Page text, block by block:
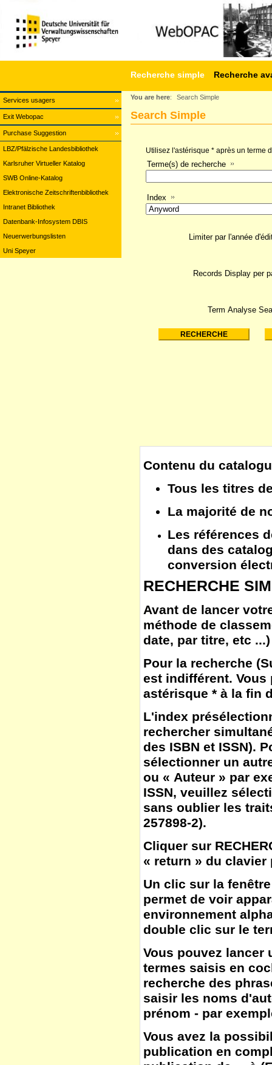
Services usagers
Exit Webopac
Purchase Suggestion
Recherche simple Recherche
LBZ/Pfälzische Landesbibliothek
Karlsruher Virtueller Katalog
SWB Online-Katalog
Elektronische Zeitschriftenbibliothek
Intranet Bibliothek
Datenbank-Infosystem DBIS
Neuerwerbungslisten
Uni Speyer
You are here: Search Simple
Search Simple
Utilisez l'astérisque * après un terme
Terme(s) de recherche
Index
Term Analyse
Limiter par l'année
Records Display per
Contenu du
Tous les titres
La majorité de
Les références
dans des
conversion
RECHERCHE
Avant de lancer
méthode de
date, par titre, etc ...)
Pour la recherche (
est indifférent. Vous
astérisque * à la fin
L'index
rechercher
des ISBN et ISSN).
sélectionner un
ou « Auteur » par
ISSN, veuillez
sans oublier les
257898-2).
Cliquer sur
« return » du
Un clic sur la
permet de voir
environnement
double clic sur le
Vous pouvez lancer
termes saisis en
recherche des
saisir les noms
prénom - par
Vous avez la
publication en